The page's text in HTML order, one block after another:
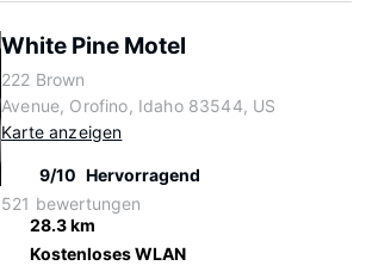
White Pine Motel
222 Brown
Avenue, Orofino, Idaho 83544, US
Karte anzeigen
9/10 Hervorragend
521 bewertungen
28.3 km
Kostenloses WLAN